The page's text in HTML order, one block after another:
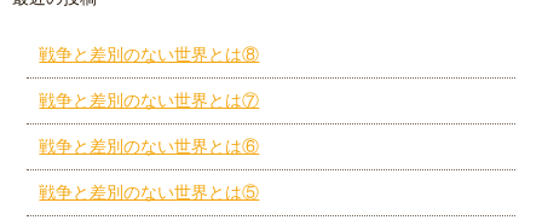
戦争と差別のない世界とは⑧
戦争と差別のない世界とは⑦
戦争と差別のない世界とは⑥
戦争と差別のない世界とは⑤